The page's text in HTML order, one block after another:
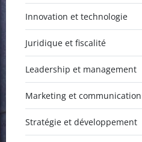
Innovation et technologie
Juridique et fiscalité
Leadership et management
Marketing et communication
Stratégie et développement